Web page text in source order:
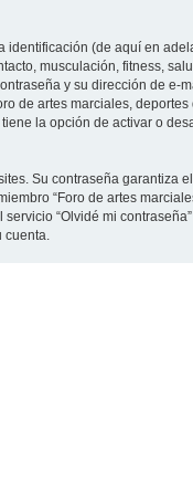
identificación (de aquí en
musculación, fitness,
y su dirección de e-
de artes marciales, deportes
la opción de activar o
Su contraseña garantiza
“Foro de artes
“Olvidé mi contraseña”
cuenta.